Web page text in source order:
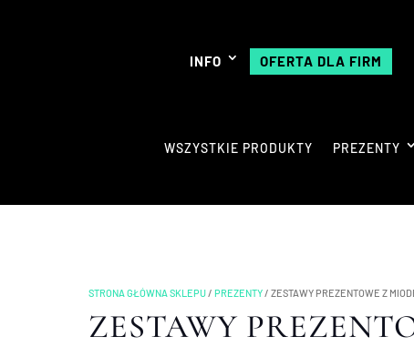
INFO OFERTA DLA FIRM
WSZYSTKIE PRODUKTY PREZENTY
STRONA GŁÓWNA SKLEPU/ PREZENTY/ ZESTAWY PREZENTOWE Z
ZESTAWY